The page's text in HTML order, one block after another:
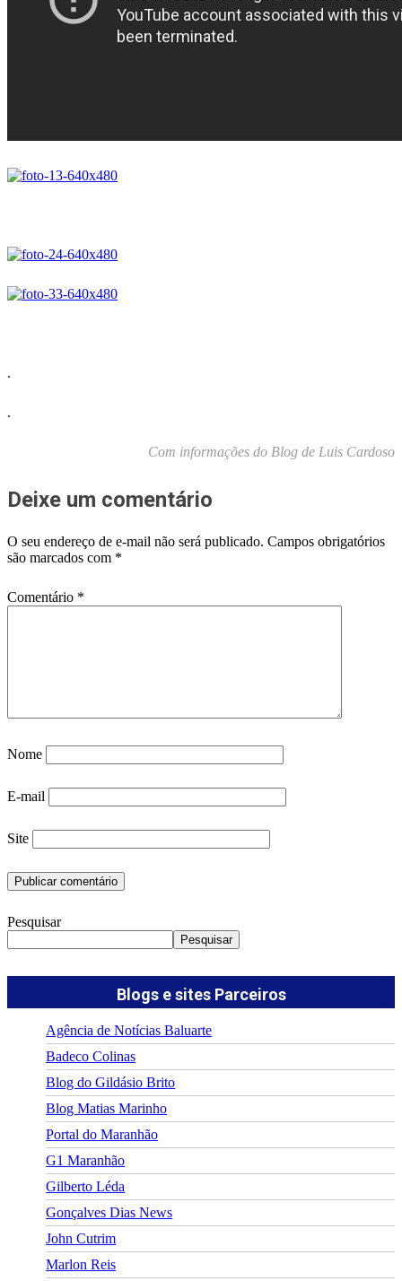
.
.
Com informações do Blog de Luis Cardoso
Deixe um comentário
O seu endereço de e-mail não será publicado. Campos obrigatórios
são marcados com *
Comentário *
Nome
E-mail
Site
Pesquisar
Pesquisar
Blogs e sites Parceiros
Agência de Notícias Baluarte
Badeco Colinas
Blog do Gildásio Brito
Blog Matias Marinho
Portal do Maranhão
G1 Maranhão
Gilberto Léda
Gonçalves Dias News
John Cutrim
Marlon Reis